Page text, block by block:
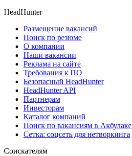
HeadHunter
Размещение вакансий
Поиск по резюме
О компании
Наши вакансии
Реклама на сайте
Требования к ПО
Безопасный HeadHunter
HeadHunter API
Партнерам
Инвесторам
Каталог компаний
Поиск по вакансиям в Акбулаке
Сетка: соцсеть для нетворкинга
Соискателям